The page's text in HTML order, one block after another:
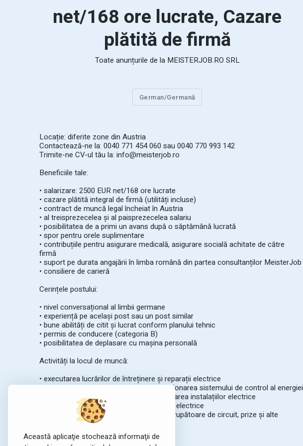
net/168 ore lucrate, Cazare
plătită de firmă
Toate anunțurile de la MEISTERJOB.RO SRL
German/Germană
Locație: diferite zone din Austria
Contactează-ne la: 0040 771 454 060 sau 0040 770 993 142
Trimite-ne CV-ul tău la: info@meisterjob.ro
Beneficiile tale:
• salarizare: 2500 EUR net/168 ore lucrate
• cazare plătită integral de firmă (utilități incluse)
• contract de muncă legal încheiat în Austria
• al treisprezecelea și al paisprezecelea salariu
• posibilitatea de a primi un avans după o săptămână lucrată
• spor pentru orele suplimentare
• contribuțiile pentru asigurare medicală, asigurare socială achitate de către
firmă
• suport pe durata angajării în limba română din partea consultanților MeisterJob
• consiliere de carieră
Cerințele postului:
• nivel conversațional al limbii germane
• experiență pe același post sau un post similar
• bune abilități de citit și lucrat conform planului tehnic
• permis de conducere (categoria B)
• posibilitatea de deplasare cu mașina personală
Activități la locul de muncă:
• executarea lucrărilor de întreținere și reparații electrice
• inspectarea instalațiilor electrice și gestionarea sistemului de control al energiei
• executarea măsurătorilor pentru proiectarea instalațiilor electrice
• repararea și întreținerea echipamentelor electrice
• instalarea de panouri de distribuție, întrerupătoare de circuit, prize și alte
dispozitive electrice
Cine suntem?
Această aplicaţie stochează informaţii de